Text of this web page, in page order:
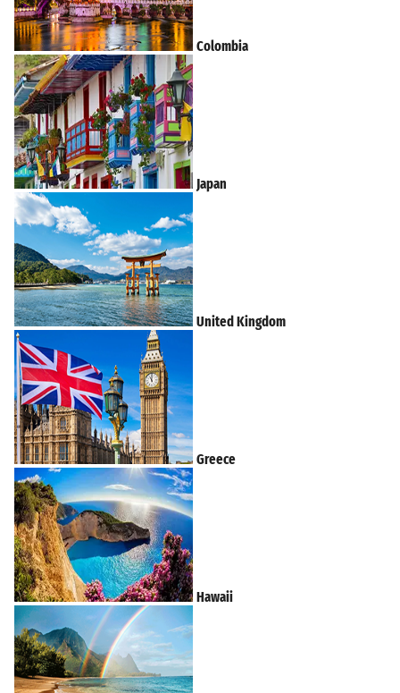
Colombia
Japan
United Kingdom
Greece
Hawaii